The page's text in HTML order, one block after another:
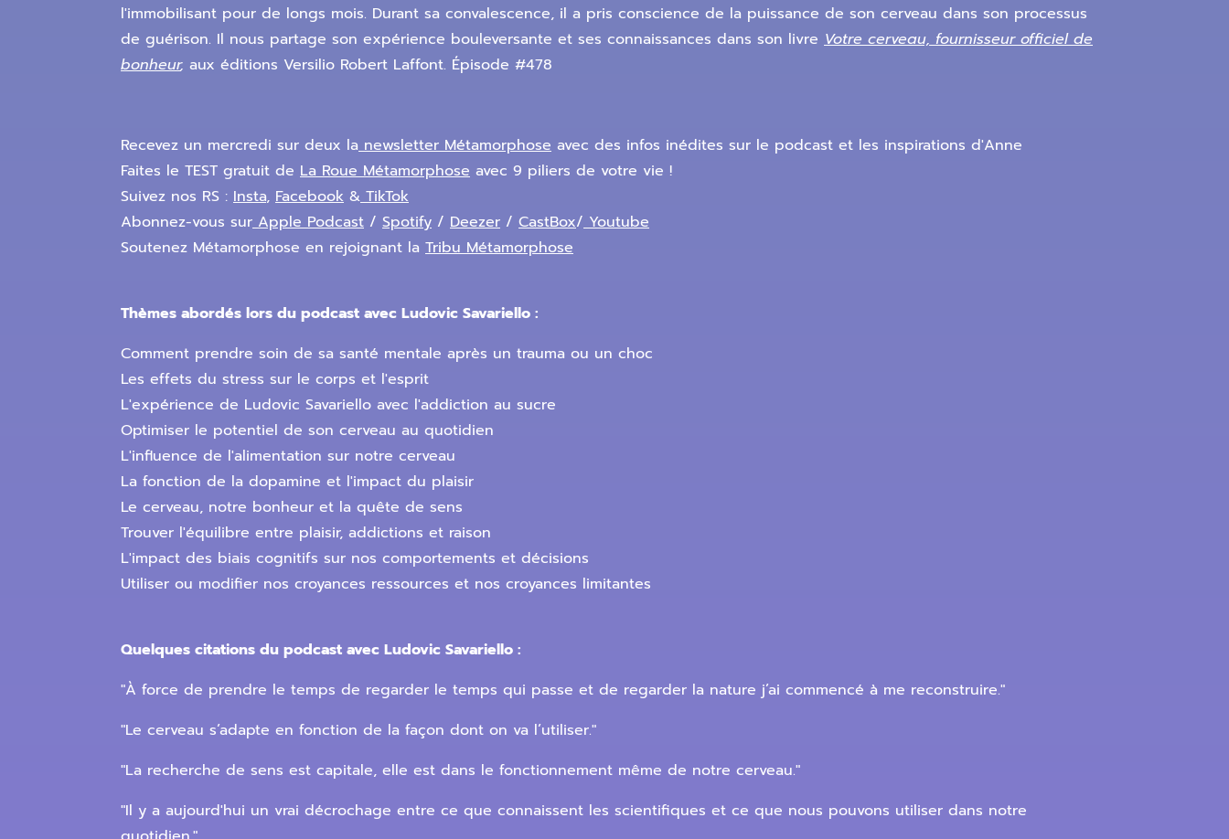
l'immobilisant pour de longs mois. Durant sa convalescence, il a pris conscience de la puissance de son cerveau dans son processus
de guérison. Il nous partage son expérience bouleversante et ses connaissances dans son livre Votre cerveau, fournisseur officiel de
bonheur, aux éditions Versilio Robert Laffont. Épisode #478
Recevez un mercredi sur deux la newsletter Métamorphose avec des infos inédites sur le podcast et les inspirations d'Anne
Faites le TEST gratuit de La Roue Métamorphose avec 9 piliers de votre vie !
Suivez nos RS : Insta, Facebook &TikTok
Abonnez-vous surApple Podcast / Spotify / Deezer / CastBox/Youtube
Soutenez Métamorphose en rejoignant la Tribu Métamorphose
Thèmes abordés lors du podcast avec Ludovic Savariello :
Comment prendre soin de sa santé mentale après un trauma ou un choc
Les effets du stress sur le corps et l'esprit
L'expérience de Ludovic Savariello avec l'addiction au sucre
Optimiser le potentiel de son cerveau au quotidien
L'influence de l'alimentation sur notre cerveau
La fonction de la dopamine et l'impact du plaisir
Le cerveau, notre bonheur et la quête de sens
Trouver l'équilibre entre plaisir, addictions et raison
L'impact des biais cognitifs sur nos comportements et décisions
Utiliser ou modifier nos croyances ressources et nos croyances limitantes
Quelques citations du podcast avec Ludovic Savariello :
"À force de prendre le temps de regarder le temps qui passe et de regarder la nature j’ai commencé à me reconstruire."
"Le cerveau s’adapte en fonction de la façon dont on va l’utiliser."
"La recherche de sens est capitale, elle est dans le fonctionnement même de notre cerveau."
"Il y a aujourd'hui un vrai décrochage entre ce que connaissent les scientifiques et ce que nous pouvons utiliser dans notre